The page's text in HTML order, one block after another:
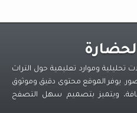
تحليلية وموارد تعليمية حول التراث
يوفر الموقع محتوى دقيق وموثوق
ويتميز بتصميم سهل التصفح